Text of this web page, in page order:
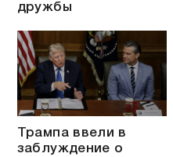
дружбы
Трампа ввели в
заблуждение о